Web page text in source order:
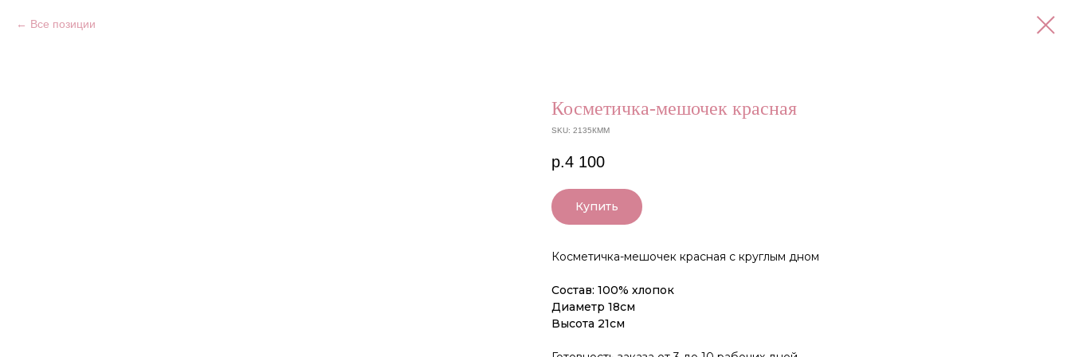
Все позиции
Косметичка-мешочек красная
SKU: 2135КММ
р.4 100
Купить
Косметичка-мешочек красная с круглым дном
Состав: 100% хлопок
Диаметр 18см
Высота 21см